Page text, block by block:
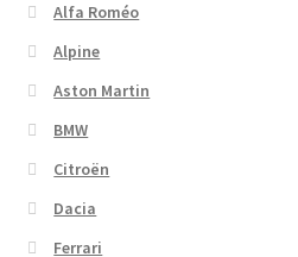
Alfa Roméo
Alpine
Aston Martin
BMW
Citroën
Dacia
Ferrari